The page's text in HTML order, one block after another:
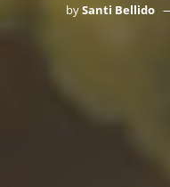
bySanti Bellido